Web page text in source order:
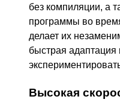
без компиляции, а
программы во
делает их
быстрая адаптация
Высокая